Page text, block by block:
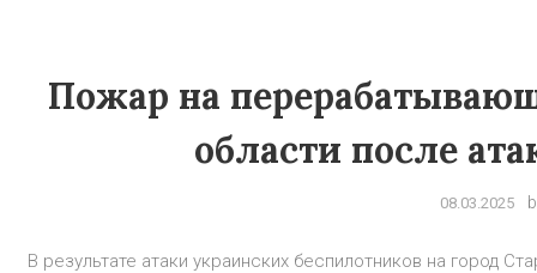
Пожар на
области после
08.03.2025
В результате атаки украинских беспилотников на город